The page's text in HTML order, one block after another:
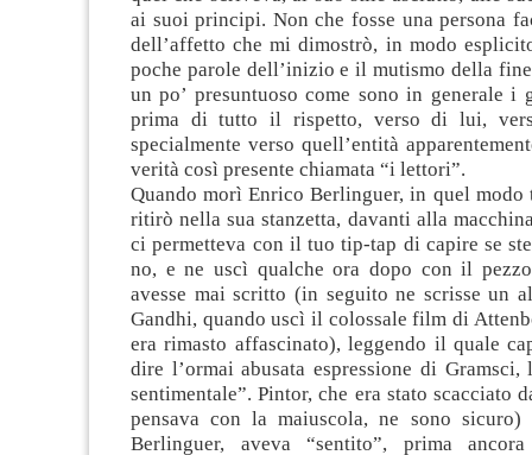
ai suoi principi. Non che fosse una persona
dell’affetto che mi dimostrò, in modo
poche parole dell’inizio e il mutismo della
un po’ presuntuoso come sono in generale i
prima di tutto il rispetto, verso di lui,
specialmente verso quell’entità
verità così presente chiamata “i lettori”.
Quando morì Enrico Berlinguer, in quel
ritirò nella sua stanzetta, davanti alla
ci permetteva con il tuo tip-tap di capire se
no, e ne uscì qualche ora dopo con il
avesse mai scritto (in seguito ne scrisse un
Gandhi, quando uscì il colossale film di
era rimasto affascinato), leggendo il quale
dire l’ormai abusata espressione di Gramsci,
sentimentale”. Pintor, che era stato scacciato
pensava con la maiuscola, ne sono sicuro)
Berlinguer, aveva “sentito”, prima